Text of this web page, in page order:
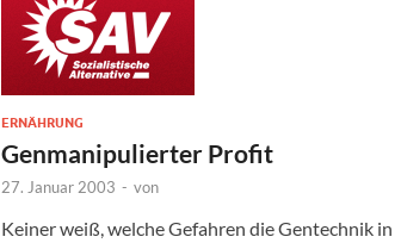
ERNÄHRUNG
Genmanipulierter Profit
27. Januar 2003 - von
Keiner weiß, welche Gefahren die Gentechnik in